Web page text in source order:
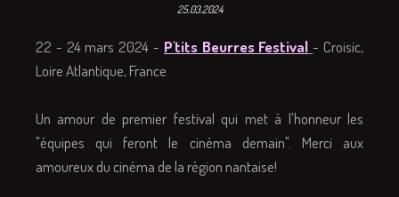
25.03.2024
22 - 24 mars 2024 - P'tits Beurres Festival - Croisic,
Loire Atlantique, France
Un amour de premier festival qui met à l'honneur les
"équipes qui feront le cinéma demain". Merci aux
amoureux du cinéma de la région nantaise!